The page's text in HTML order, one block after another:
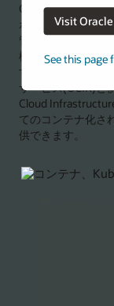
Visit
See this
Oracle Cloudは、
ポートに関して、
管理対象
機能、およびコン
すべて、セキュア
サービス(OCIR)と
Cloud
てのコンテナ化さ
供できます。